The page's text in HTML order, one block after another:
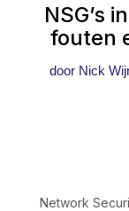
NSG’s
fouten
door Nick
Network